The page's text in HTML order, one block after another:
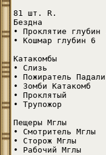
81 шт. R.
Бездна
• Проклятие глубин
• Кошмар глубин 6
Катакомбы
• Слизь
• Пожиратель Падали
• Зомби Катакомб
• Проклятый
• Трупожор
Пещеры Мглы
• Смотритель Мглы
• Сторож Мглы
• Рабочий Мглы